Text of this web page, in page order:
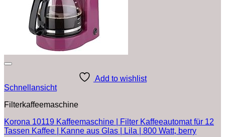
Add to wishlist
Schnellansicht
Filterkaffeemaschine
Korona 10119 Kaffeemaschine | Filter Kaffeeautomat für 12
Tassen Kaffee | Kanne aus Glas | Lila | 800 Watt, berry